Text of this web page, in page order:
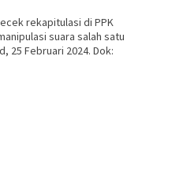
rekapitulasi di PPK
suara salah satu
25 Februari 2024. Dok: